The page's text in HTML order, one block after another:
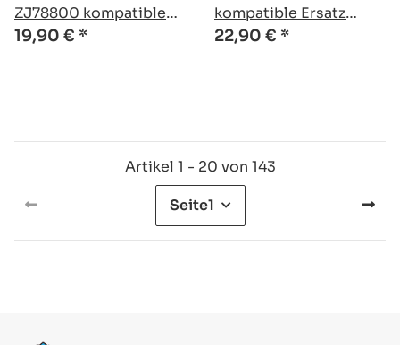
ZJ78800 kompatible
Ersatz Fernbedienung
19,90 € *
kompatible Ersatz
Fernbedienung
22,90 € *
Artikel 1 - 20 von 143
Seite1